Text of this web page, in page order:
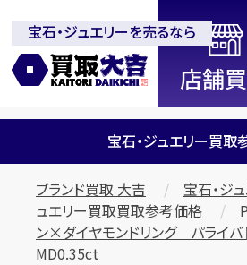
全国2000店舗以上展開中！信頼と
吉」
宝石・ジュエリーを売るなら
宝石・ジュエリー買取
ブランド買取 大吉 宝石・ジ
ュエリー買取買取参考価格
ン×ダイヤモンドリング パライ
MD0.35ct